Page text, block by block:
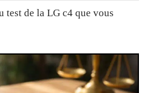
test de la LG c4 que vous